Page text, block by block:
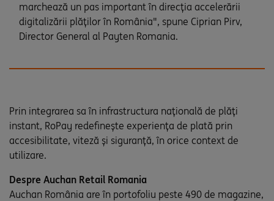
marchează un pas important în direcția accelerării
digitalizării plăților în România", spune Ciprian Pirv,
Director General al Payten Romania.
Prin integrarea sa în infrastructura națională de plăți
instant, RoPay redefinește experiența de plată prin
accesibilitate, viteză și siguranță, în orice context de
utilizare.
Despre Auchan Retail Romania
Auchan România are în portofoliu peste 490 de magazine,